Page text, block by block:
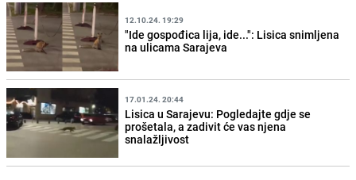
12.10.24. 19:29
"Ide gospođica lija, ide...": Lisica snimljena
na ulicama Sarajeva
17.01.24. 20:44
Lisica u Sarajevu: Pogledajte gdje se
prošetala, a zadivit će vas njena
snalažljivost